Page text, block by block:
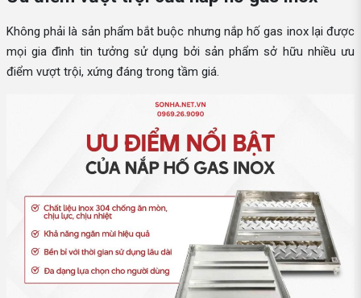
Không phải là sản phẩm bắt buộc nhưng nắp hố gas inox lại được
mọi gia đình tin tưởng sử dụng bởi sản phẩm sở hữu nhiều ưu
điểm vượt trội, xứng đáng trong tầm giá.